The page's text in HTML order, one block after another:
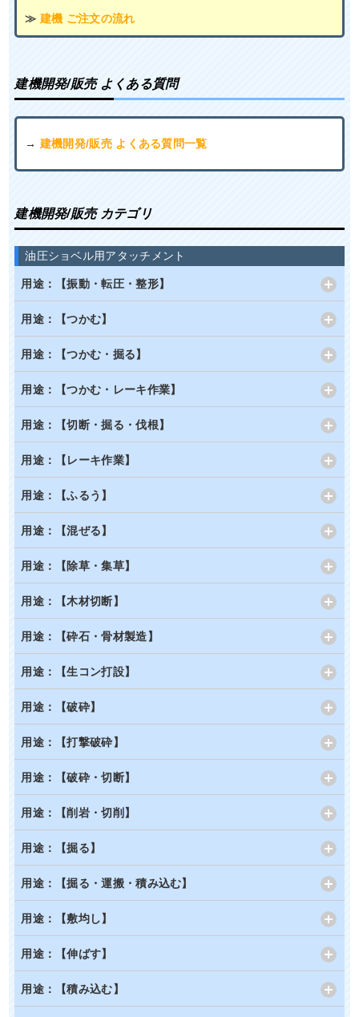
≫ 建機 ご注文の流れ
建機開発/販売 よくある質問
→ 建機開発/販売 よくある質問一覧
建機開発/販売 カテゴリ
油圧ショベル用アタッチメント
用途：【振動・転圧・整形】
用途：【つかむ】
用途：【つかむ・掘る】
用途：【つかむ・レーキ作業】
用途：【切断・掘る・伐根】
用途：【レーキ作業】
用途：【ふるう】
用途：【混ぜる】
用途：【除草・集草】
用途：【木材切断】
用途：【砕石・骨材製造】
用途：【生コン打設】
用途：【破砕】
用途：【打撃破砕】
用途：【破砕・切断】
用途：【削岩・切削】
用途：【掘る】
用途：【掘る・運搬・積み込む】
用途：【敷均し】
用途：【伸ばす】
用途：【積み込む】